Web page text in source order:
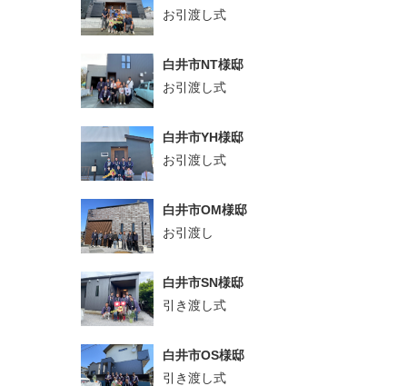
お引渡し式
白井市NT様邸
お引渡し式
白井市YH様邸
お引渡し式
白井市OM様邸
お引渡し
白井市SN様邸
引き渡し式
白井市OS様邸
引き渡し式